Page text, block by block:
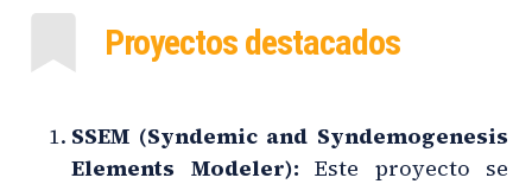
Proyectos destacados
SSEM (Syndemic and Syndemogenesis
Elements Modeler): Este proyecto se